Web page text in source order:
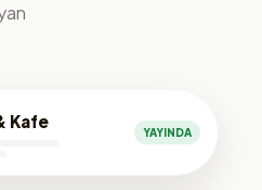
Kafe
YAYINDA